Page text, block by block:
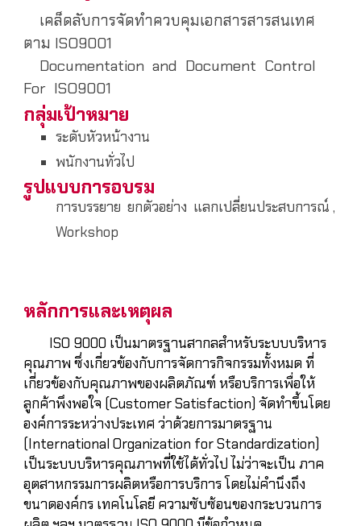
เคล็ดลับการจัดทำควบคุมเอกสารสารสนเทศ
ตาม ISO9001
Documentation and Document Control
For ISO9001
กลุ่มเป้าหมาย
ระดับหัวหน้างาน
พนักงานทั่วไป
รูปแบบการอบรม
การบรรยาย ยกตัวอย่าง แลกเปลี่ยนประสบการณ์ ,
Workshop
หลักการและเหตุผล
ISO 9000 เป็นมาตรฐานสากลสำหรับระบบบริหาร
คุณภาพ ซึ่งเกี่ยวข้องกับการจัดการกิจกรรมทั้งหมด ที่
เกี่ยวข้องกับคุณภาพของผลิตภัณฑ์ หรือบริการเพื่อให้
ลูกค้าพึงพอใจ (Customer Satisfaction) จัดทำขึ้นโดย
องค์การระหว่างประเทศ ว่าด้วยการมาตรฐาน
(International Organization for Standardization)
เป็นระบบบริหารคุณภาพที่ใช้ได้ทั่วไป ไม่ว่าจะเป็น ภาค
อุตสาหกรรมการผลิตหรือการบริการ โดยไม่คำนึงถึง
ขนาดองค์กร เทคโนโลยี ความซับซ้อนของกระบวนการ